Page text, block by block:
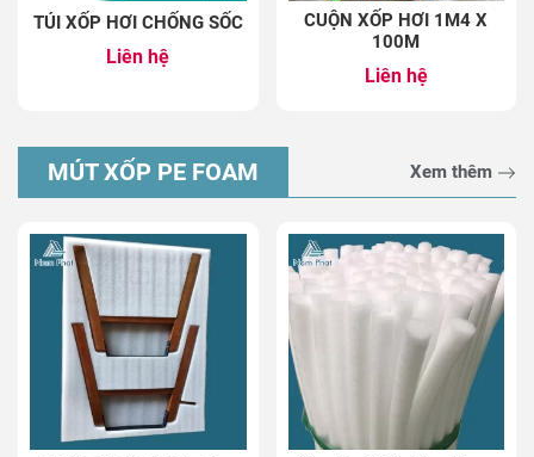
TÚI XỐP HƠI CHỐNG SỐC
Liên hệ
CUỘN XỐP HƠI 1M4 X
100M
Liên hệ
MÚT XỐP PE FOAM Xem thêm